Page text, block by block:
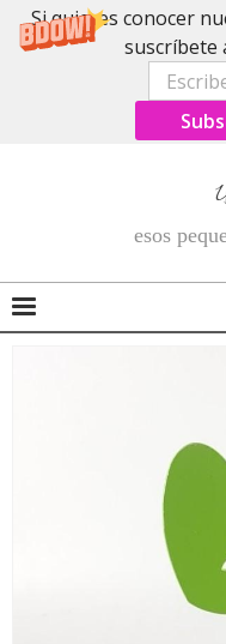
Si quieres conocer
suscríbete
esos